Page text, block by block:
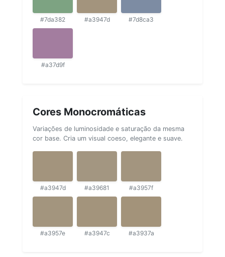
#7da382 #a3947d #7d8ca3
#a37d9f
Cores Monocromáticas
Variações de luminosidade e saturação da mesma
cor base. Cria um visual coeso, elegante e suave.
#a3947d #a39681 #a3957f
#a3957e #a3947c #a3937a